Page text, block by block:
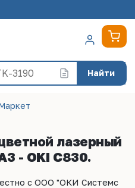
Найти
лазерный
- OKI C830.
с ООО "ОКИ Системс